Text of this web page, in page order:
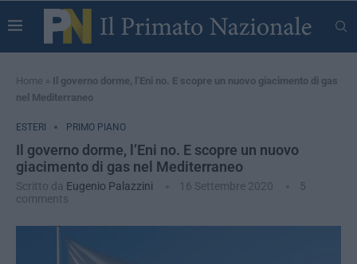
Home » Il governo dorme, l’Eni no. E scopre un nuovo giacimento di gas
nel Mediterraneo
ESTERI PRIMO PIANO
Il governo dorme, l’Eni no. E scopre un nuovo
giacimento di gas nel Mediterraneo
Scritto da Eugenio Palazzini 16 Settembre 2020
5
comments